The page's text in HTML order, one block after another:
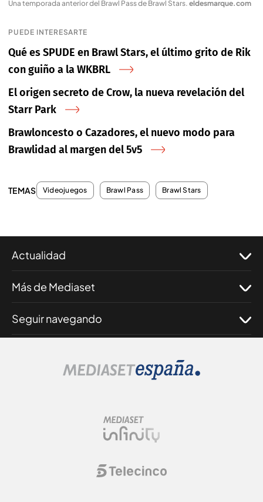
Una temporada anterior del Brawl Pass de Brawl Stars. eldesmarque.com
PUEDE INTERESARTE
Qué es SPUDE en Brawl Stars, el último grito de Rik
con guiño a la WKBRL
El origen secreto de Crow, la nueva revelación del
Starr Park
Brawloncesto o Cazadores, el nuevo modo para
Brawlidad al margen del 5v5
TEMAS Videojuegos Brawl Pass Brawl Stars
Actualidad
Más de Mediaset
Seguir navegando